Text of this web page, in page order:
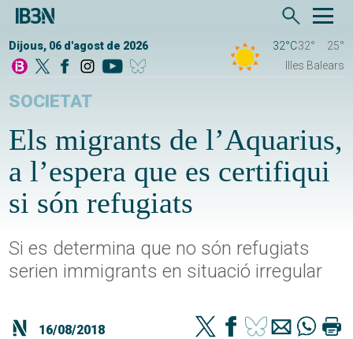
Dijous, 06 d'agost de 2026 32°C32°
25°
Illes Balears
SOCIETAT
Els migrants de l’Aquarius,
a l’espera que es certifiqui
si són refugiats
Si es determina que no són refugiats
serien immigrants en situació irregular
16/08/2018